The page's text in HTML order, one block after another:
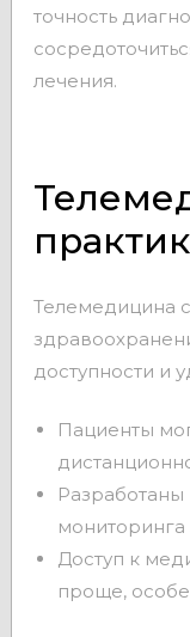
точность
лечения.
Телемедицина
доступности и
Пациенты
мониторинга
Доступ к
проще,